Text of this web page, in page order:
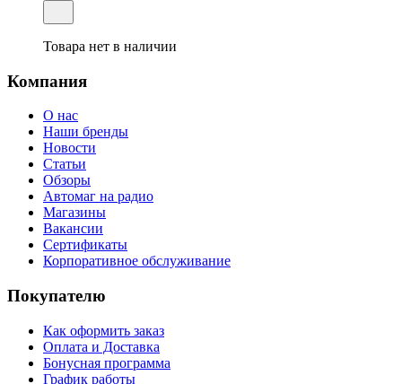
Товара нет в наличии
Компания
О нас
Наши бренды
Новости
Статьи
Обзоры
Автомаг на радио
Магазины
Вакансии
Сертификаты
Корпоративное обслуживание
Покупателю
Как оформить заказ
Оплата и Доставка
Бонусная программа
График работы